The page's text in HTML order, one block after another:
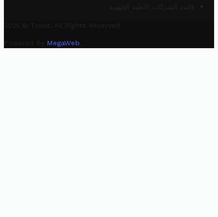
قائمة الشركات الأهلية الجهوية
2025 © Trovit. All Rights Reserved.
Powered By MegaWeb